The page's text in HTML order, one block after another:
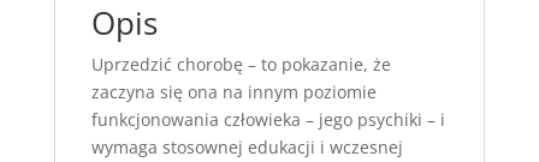
Opis
Uprzedzić chorobę – to pokazanie, że
zaczyna się ona na innym poziomie
funkcjonowania człowieka – jego psychiki – i
wymaga stosownej edukacji i wczesnej